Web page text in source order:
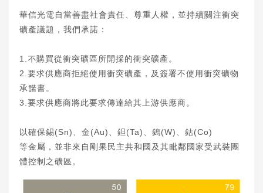
華信光電自當善盡社會責任、尊重人權，並持續關注衝突
礦產議題，我們承諾：
1.不購買從衝突礦區所開採的衝突礦產。
2.要求供應商拒絕使用衝突礦產，及簽署不使用衝突礦物
承諾書。
3.要求供應商將此要求傳達給其上游供應商。
以確保錫(Sn)、金(Au)、鉭(Ta)、鎢(W)、鈷(Co)
等金屬，並非來自剛果民主共和國及其毗鄰國家受武裝團
體控制之礦區。